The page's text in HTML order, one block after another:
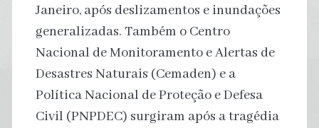
Janeiro, após deslizamentos e inundações
generalizadas. Também o Centro
Nacional de Monitoramento e Alertas de
Desastres Naturais (Cemaden) e a
Política Nacional de Proteção e Defesa
Civil (PNPDEC) surgiram após a tragédia